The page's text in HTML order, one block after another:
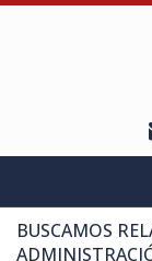
BUSCAMOS